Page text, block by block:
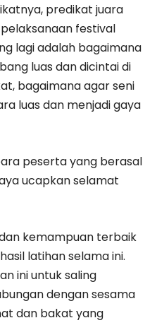
predikat juara
festival
lagi adalah bagaimana
luas dan dicintai di
bagaimana agar seni
luas dan menjadi gaya
peserta yang berasal
ucapkan selamat
kemampuan terbaik
latihan selama ini.
ini untuk saling
dengan sesama
dan bakat yang